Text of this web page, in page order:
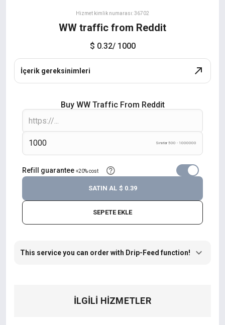
Hizmet kimlik numarası: 36702
WW traffic from Reddit
$ 0.32/ 1000
İçerik gereksinimleri
Buy WW Traffic From Reddit
Sınırlar 500 - 1000000
Refill guarantee +20% cost
SEPETE EKLE
SATIN AL $ 0.39
This service you can order with Drip-Feed function!
İLGILI HIZMETLER